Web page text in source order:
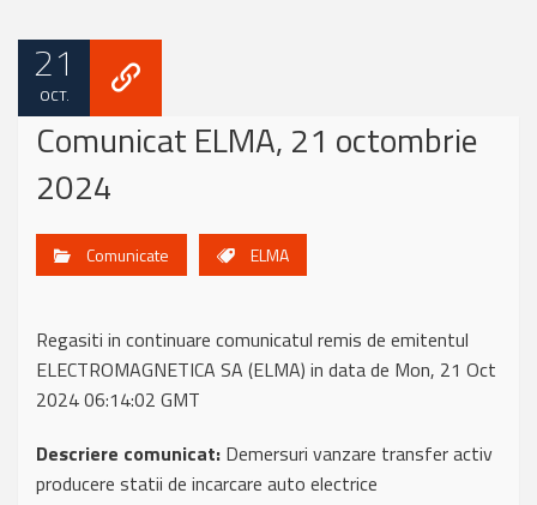
21
OCT.
Comunicat ELMA, 21 octombrie
2024
Comunicate ELMA
Regasiti in continuare comunicatul remis de emitentul
ELECTROMAGNETICA SA (ELMA) in data de Mon, 21 Oct
2024 06:14:02 GMT
Descriere comunicat: Demersuri vanzare transfer activ
producere statii de incarcare auto electrice